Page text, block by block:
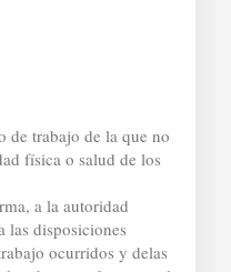
de trabajo de la que no
física o salud de los
a la autoridad
las disposiciones
ocurridos y delas